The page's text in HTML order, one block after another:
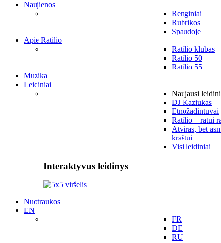
Naujienos
Renginiai
Rubrikos
Spaudoje
Apie Ratilio
Ratilio klubas
Ratilio 50
Ratilio 55
Muzika
Leidiniai
Naujausi
DJ Kaziukas
Etnožadintuvai
Ratilio – ratui
Atviras, bet
kraštui
Visi leidiniai
Interaktyvus leidinys
Nuotraukos
EN
FR
DE
RU